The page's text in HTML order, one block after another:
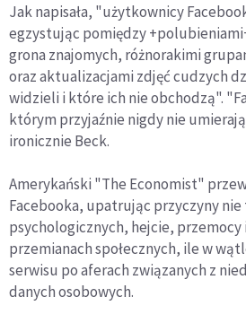
Jak napisała, "użytkownicy
egzystując pomiędzy
grona znajomych, różnorakimi
oraz aktualizacjami zdjęć cudzych
widzieli i które ich nie obchodzą".
którym przyjaźnie nigdy nie
ironicznie Beck.
Amerykański "The Economist"
Facebooka, upatrując przyczyny
psychologicznych, hejcie,
przemianach społecznych, ile w
serwisu po aferach związanych z
danych osobowych.